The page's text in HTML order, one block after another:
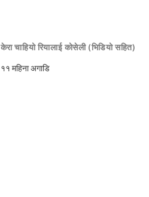
केरा चाहियो रियालाई कोसेली (भिडियो सहित)
११ महिना अगाडि